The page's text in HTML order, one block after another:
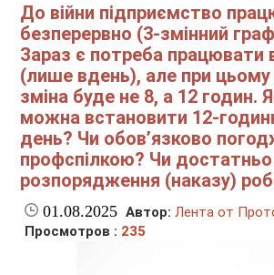
До війни підприємство
безперервно (3-змінний
Зараз є потреба працювати
(лише вдень), але при цьому
зміна буде не 8, а 12 годин.
можна встановити 12-
день? Чи обов’язково
профспілкою? Чи достатньо
розпорядження (наказу)
01.08.2025 Автор: Лента от
Просмотров : 235